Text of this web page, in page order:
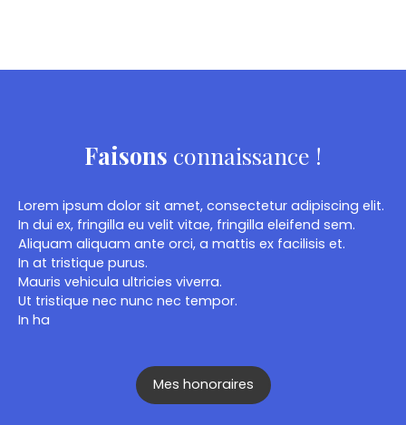
Faisons connaissance !
Lorem ipsum dolor sit amet, consectetur adipiscing elit.
In dui ex, fringilla eu velit vitae, fringilla eleifend sem.
Aliquam aliquam ante orci, a mattis ex facilisis et.
In at tristique purus.
Mauris vehicula ultricies viverra.
Ut tristique nec nunc nec tempor.
In ha
Mes honoraires